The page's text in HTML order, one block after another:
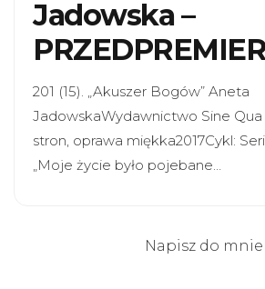
Jadowska –
201 (15). „Akuszer Bogów” Aneta
JadowskaWydawnictwo Sine
stron, oprawa miękka2017Cykl:
„Moje życie było pojebane…
Napisz do mnie